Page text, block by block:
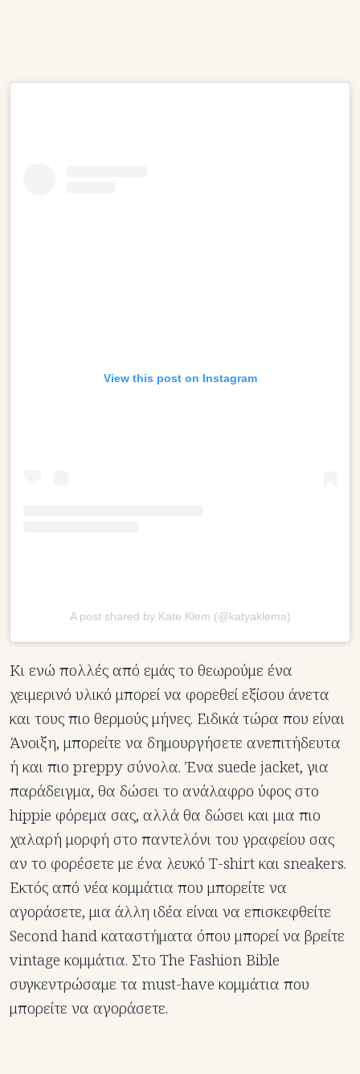
View this post on Instagram
A post shared by Kate Klem (@katyaklema)
Κι ενώ πολλές από εμάς το θεωρούμε ένα
χειμερινό υλικό μπορεί να φορεθεί εξίσου άνετα
και τους πιο θερμούς μήνες. Ειδικά τώρα που είναι
Άνοιξη, μπορείτε να δημουργήσετε ανεπιτήδευτα
ή και πιο preppy σύνολα. Ένα suede jacket, για
παράδειγμα, θα δώσει το ανάλαφρο ύφος στο
hippie φόρεμα σας, αλλά θα δώσει και μια πιο
χαλαρή μορφή στο παντελόνι του γραφείου σας
αν το φορέσετε με ένα λευκό T-shirt και sneakers.
Εκτός από νέα κομμάτια που μπορείτε να
αγοράσετε, μια άλλη ιδέα είναι να επισκεφθείτε
Second hand καταστήματα όπου μπορεί να βρείτε
vintage κομμάτια. Στο The Fashion Bible
συγκεντρώσαμε τα must-have κομμάτια που
μπορείτε να αγοράσετε.